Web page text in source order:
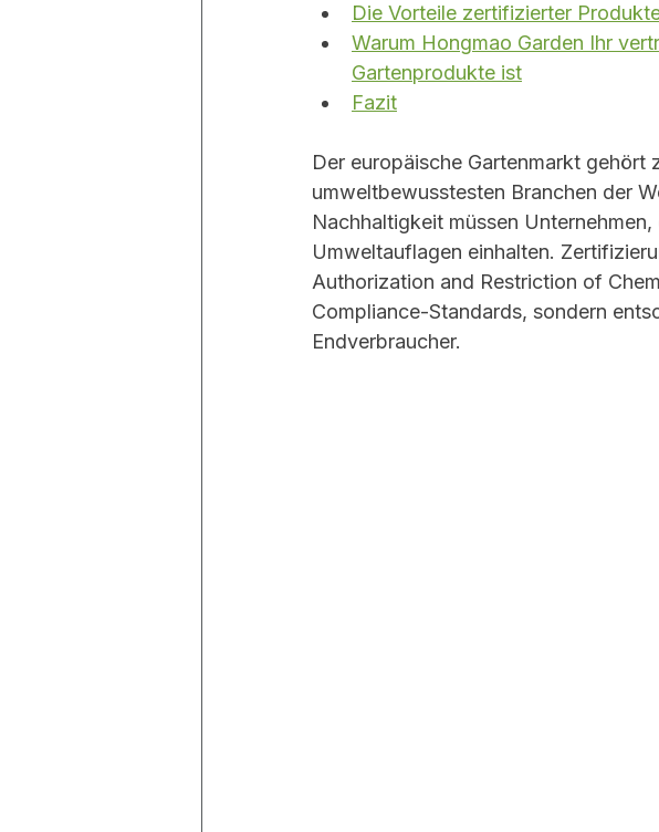
Die Vorteile zertifizierter
Warum Hongmao Garden Ihr
Gartenprodukte ist
Fazit
Der europäische Gartenmarkt
umweltbewusstesten Branchen der
Nachhaltigkeit müssen
Umweltauflagen einhalten.
Authorization and Restriction of
Compliance-Standards, sondern
Endverbraucher.